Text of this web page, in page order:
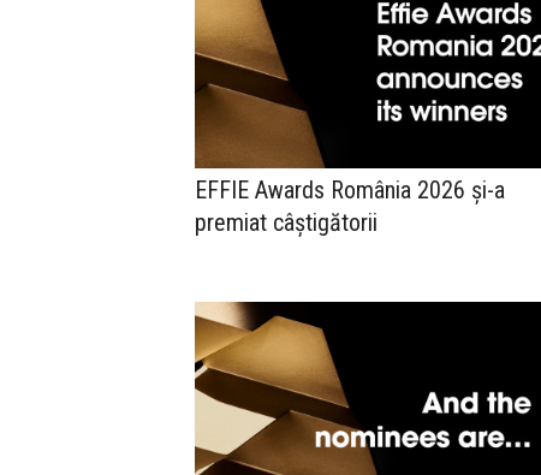
EFFIE Awards România 2026 și-a
premiat câștigătorii